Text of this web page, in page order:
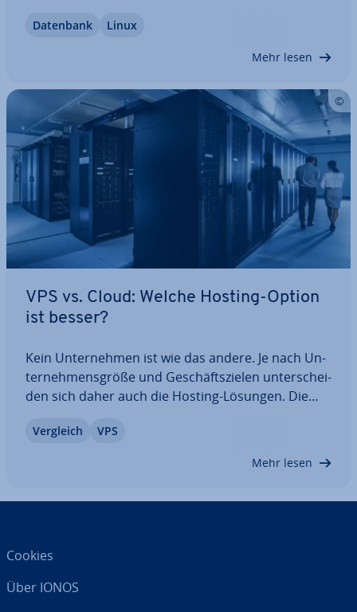
Fokus. Bei einem Bare-Metal-Server reicht der
Datenbank Linux
Mehr lesen
VPS vs. Cloud: Welche Hosting-Option
ist besser?
Kein Un­ter­neh­men ist wie das andere. Je nach Un­
ter­neh­mens­grö­ße und Ge­schäfts­zie­len un­ter­schei­
den sich daher auch die Hosting-Lösungen. Die
Hosting stehen sich hier oftmals gegenüber.
Während VPS sich eher an mit­tel­stän­di­sche…
Vergleich VPS
Mehr lesen
Cookies
Über IONOS